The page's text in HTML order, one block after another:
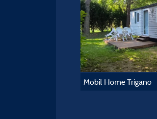
Mobil Home Trigano